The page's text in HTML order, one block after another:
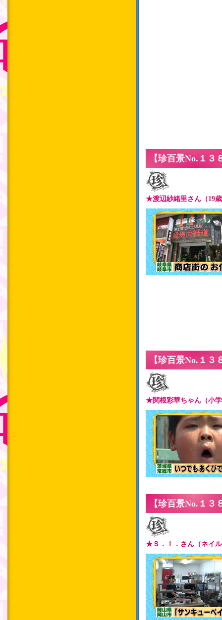
【珍百景No.１３
★渡辺紗緒里さん（19
【珍百景No.１３
★関根彩華ちゃん（小
【珍百景No.１３
★Ｓ．Ｉ．さん（ネイ